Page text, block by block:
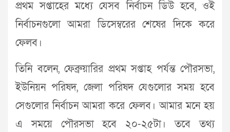
প্রথম সপ্তাহের মধ্যে যেসব নির্বাচন ডিউ হবে, ওই
নির্বাচনগুলো আমরা ডিসেম্বরের শেষের দিকে করে
ফেলব।
তিনি বলেন, ফেব্রুয়ারির প্রথম সপ্তাহ পর্যন্ত পৌরসভা,
ইউনিয়ন পরিষদ, জেলা পরিষদ যেগুলোর সময় হবে
সেগুলোর নির্বাচন আমরা করে ফেলব। আমার মনে হয়
এ সময়ে পৌরসভা হবে ২০-২৫টা। তবে তথ্য